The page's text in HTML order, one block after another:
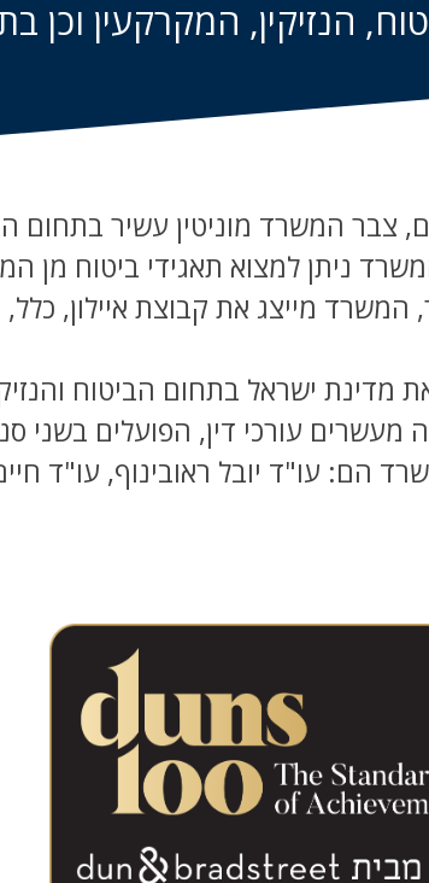
הנזיקין, המקרקעין וכן
צבר המשרד מוניטין עשיר בתחום
ניתן למצוא תאגידי ביטוח מן
המשרד מייצג את קבוצת איילון,
מדינת ישראל בתחום הביטוח
עורכי דין, הפועלים בשני
הם: עו"ד יובל ראובינוף, עו"ד